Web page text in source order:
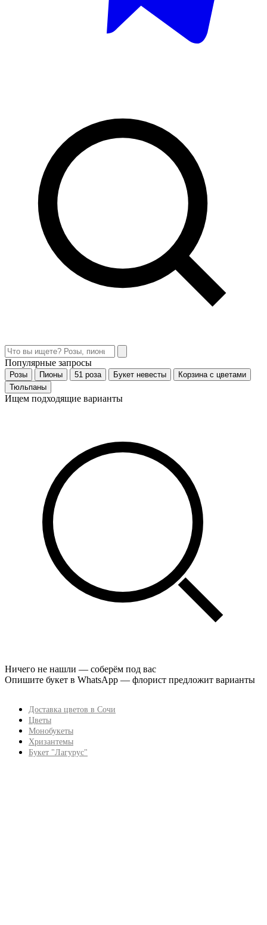
Популярные запросы
Розы Пионы 51 роза Букет невесты
Корзина с цветами
Тюльпаны
Ищем подходящие варианты
Ничего не нашли — соберём под вас
Опишите букет в WhatsApp — флорист предложит варианты
Доставка цветов в Сочи
Цветы
Монобукеты
Хризантемы
Букет "Лагурус"